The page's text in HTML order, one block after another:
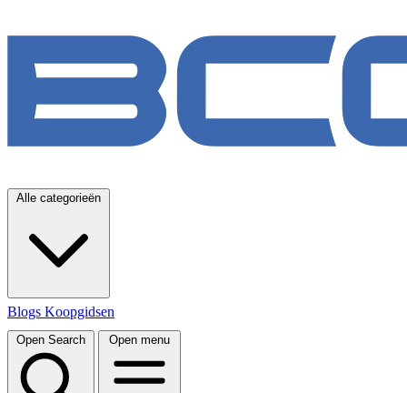
Alle categorieën
Blogs Koopgidsen
Open Search Open menu